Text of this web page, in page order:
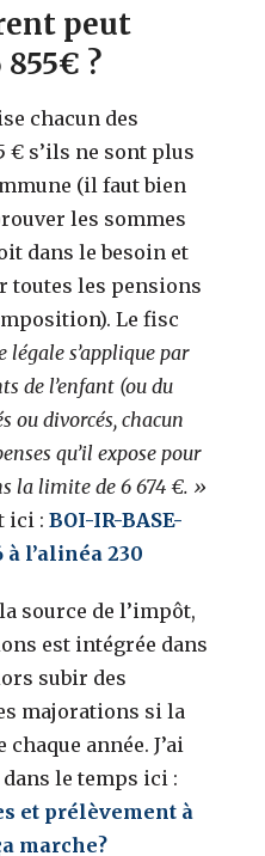
peut
?
chacun des
€ s’ils ne sont plus
(il faut bien
les sommes
dans le besoin et
toutes les pensions
Le fisc
s’applique par
de l’enfant (ou du
ou divorcés, chacun
qu’il expose pour
la limite de 6 674 €. »
ici :BOI-IR-BASE-
à l’alinéa 230
source de l’impôt,
est intégrée dans
subir des
majorations si la
année. J’ai
le temps ici :
et prélèvement à
marche?